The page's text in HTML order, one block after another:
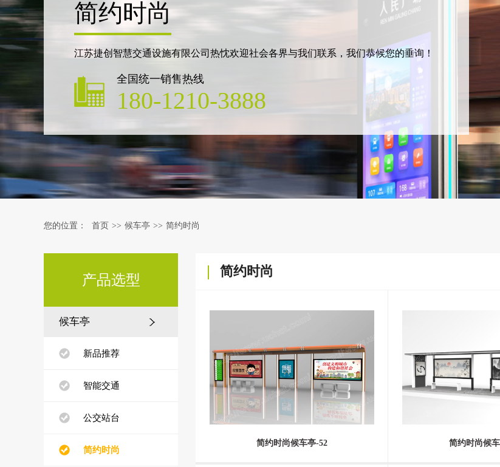
简约时尚
江苏捷创智慧交通设施有限公司热忱欢迎社会各界与我们联系，我们恭候您的垂询！
全国统一销售热线
180-1210-3888
您的位置： 首页 >> 候车亭 >> 简约时尚
产品选型
候车亭
新品推荐
智能交通
公交站台
简约时尚
简约时尚
简约时尚候车亭-52 简约时尚候